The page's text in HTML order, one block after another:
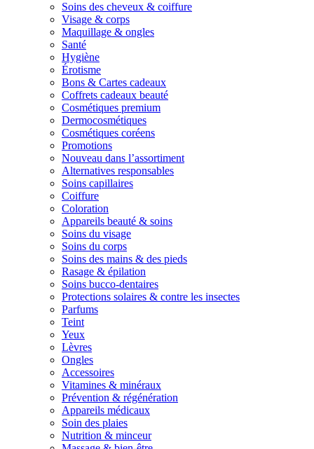
Soins des cheveux & coiffure
Visage & corps
Maquillage & ongles
Santé
Hygiène
Érotisme
Bons & Cartes cadeaux
Coffrets cadeaux beauté
Cosmétiques premium
Dermocosmétiques
Cosmétiques coréens
Promotions
Nouveau dans l’assortiment
Alternatives responsables
Soins capillaires
Coiffure
Coloration
Appareils beauté & soins
Soins du visage
Soins du corps
Soins des mains & des pieds
Rasage & épilation
Soins bucco-dentaires
Protections solaires & contre les insectes
Parfums
Teint
Yeux
Lèvres
Ongles
Accessoires
Vitamines & minéraux
Prévention & régénération
Appareils médicaux
Soin des plaies
Nutrition & minceur